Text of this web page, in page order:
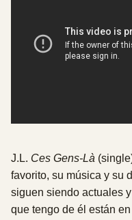
J.L. Ces Gens-Là
favorito, su música y su
siguen siendo actuales
que tengo de él están